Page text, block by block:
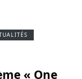
« One